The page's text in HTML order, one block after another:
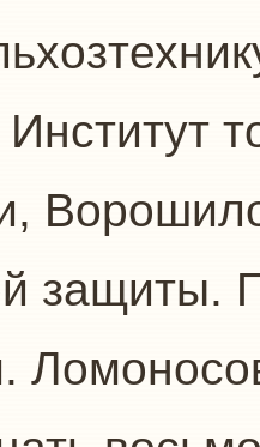
защиты.